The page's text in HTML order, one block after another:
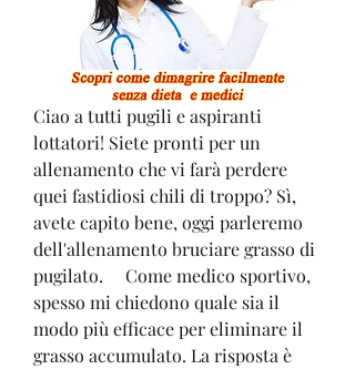
Ciao a tutti pugili e aspiranti
lottatori! Siete pronti per un
allenamento che vi farà perdere
quei fastidiosi chili di troppo? Sì,
avete capito bene, oggi parleremo
dell'allenamento bruciare grasso di
pugilato.     Come medico sportivo,
spesso mi chiedono quale sia il
modo più efficace per eliminare il
grasso accumulato. La risposta è